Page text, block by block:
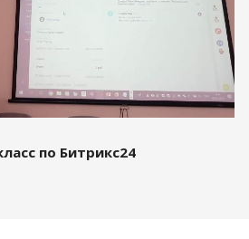
по Битрикс24